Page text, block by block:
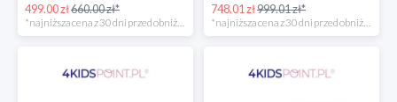
499.00 zł660.00 zł*
*najniższa cena z 30 dni przed obniżką
748.01 zł999.01 zł*
*najniższa cena z 30 dni przed obniżką